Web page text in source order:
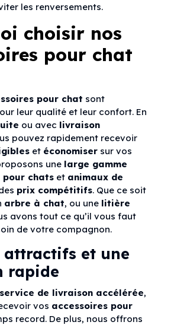
les renversements.
choisir nos
pour chat
pour chat sont
leur qualité et leur confort. En
ou avec livraison
pouvez rapidement recevoir
et économisersur vos
une large gamme
pour chatset animaux de
prix compétitifs. Que ce soit
arbre à chat, ou une litière
avons tout ce qu’il vous faut
de votre compagnon.
attractifs et une
rapide
service de livraison accélérée,
vos accessoires pour
record. De plus, nous offrons